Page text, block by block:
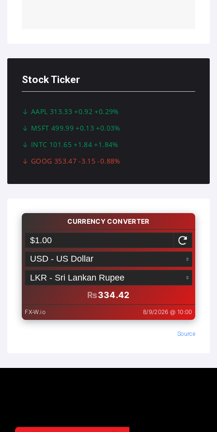
Stock Ticker
AAPL 313.33 +0.92 +0.29%
MSFT 499.99 +0.13 +0.03%
INTC 101.65 +1.84 +1.84%
GOOG 353.47 -3.15 -0.88%
Source